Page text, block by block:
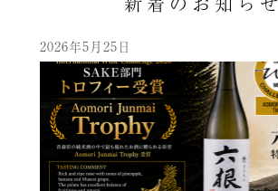
2026年5月25日